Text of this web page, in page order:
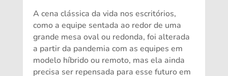
A cena clássica da vida nos escritórios,
como a equipe sentada ao redor de uma
grande mesa oval ou redonda, foi alterada
a partir da pandemia com as equipes em
modelo híbrido ou remoto, mas ela ainda
precisa ser repensada para esse futuro em